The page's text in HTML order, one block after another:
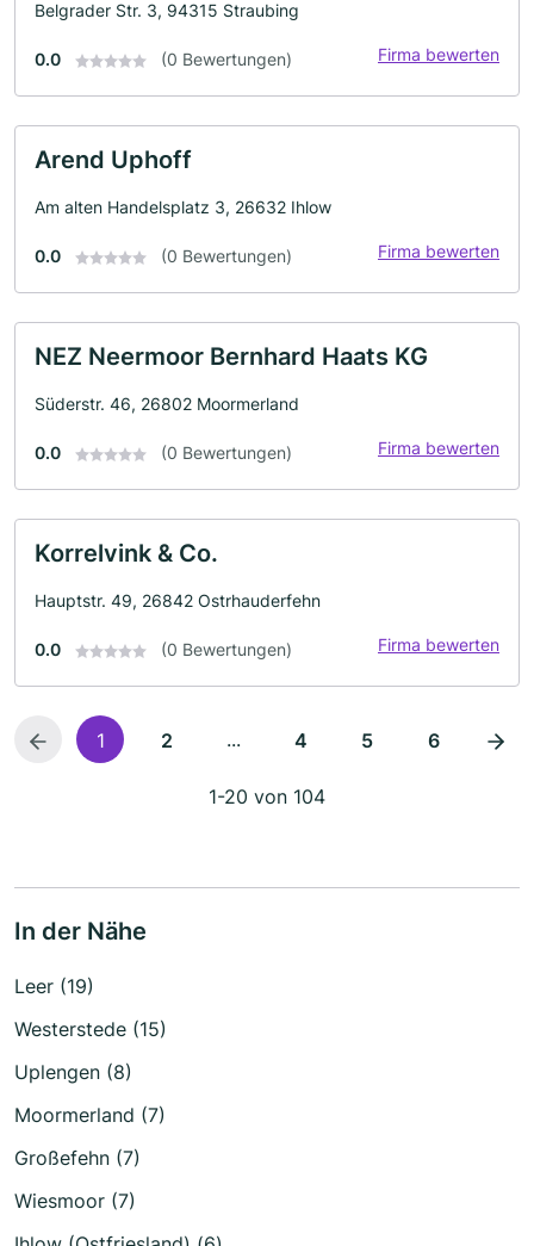
Belgrader Str. 3, 94315 Straubing
0.0 (0 Bewertungen) Firma bewerten
Arend Uphoff
Am alten Handelsplatz 3, 26632 Ihlow
0.0 (0 Bewertungen) Firma bewerten
NEZ Neermoor Bernhard Haats KG
Süderstr. 46, 26802 Moormerland
0.0 (0 Bewertungen) Firma bewerten
Korrelvink & Co.
Hauptstr. 49, 26842 Ostrhauderfehn
0.0 (0 Bewertungen) Firma bewerten
1 2 ... 4 5 6
1-20 von 104
In der Nähe
Leer (19)
Westerstede (15)
Uplengen (8)
Moormerland (7)
Großefehn (7)
Wiesmoor (7)